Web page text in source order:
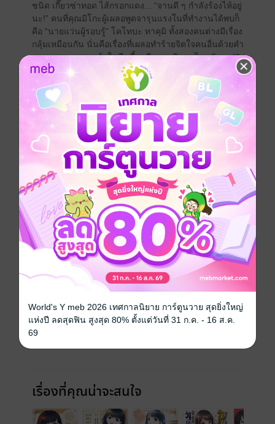
ชนิด เกี๊ยวซ่าทอด ไส้กรอกแดง... “จานดี ๆ กําลังร้องไห้อยู่
นะ!” คนที่คุณมิโกะผู้เผลอพูดจารุนแรงในที่ทํางานได้พบก็
คือ “นายแว่นผู้รอบรู้” โคโทบะ ทาคุมิ ทั้งสองคนต่างมีเรื่อง
กลุ้มเหมือนกัน นั่นคือเรื่องที่เผลอทําร้ายจิตใจคนอื่นด้วยคํา
พูดสุดแสนตรง เหล้าในคืนนี้จะมีรสชาติแบบไหนกันนะ!?
การ์ตูนญี่ปุ่น อาหาร
สาวน้อยร้อยแก้ว ชิมดื่มชน
ประเภทไฟล์ pdf
วันที่วางขาย 30 มิถุนายน 2568
ความยาว 164 หน้า
ราคาปก 140 บาท (ประหยัด 25%)
เล่มอื่นๆ ในซีรีส์ ดูทั้งหมด
เรื่องที่คุณน่าจะสนใจ
World's Y meb 2026 เทศกาลนิยาย การ์ตูนวาย สุดยิ่งใหญ่
แห่งปี ลดสุดฟิน สูงสุด 80% ตั้งแต่วันที่ 31 ก.ค. - 16 ส.ค.
69